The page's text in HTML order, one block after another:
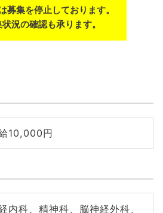
募集を停止しております。
況の確認も承ります。
10,000円
内科、精神科、脳神経外科、